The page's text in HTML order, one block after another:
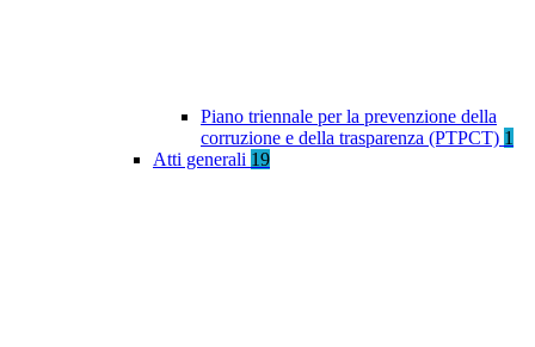
Piano triennale per la prevenzione della
corruzione e della trasparenza (PTPCT) 1
Atti generali 19